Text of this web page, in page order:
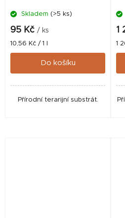
Skladem (>5 ks)
95 Kč / ks
Měrná
cena:
10,56 Kč / 1 l
Do košíku
Přírodní terarijní substrát.
1
1